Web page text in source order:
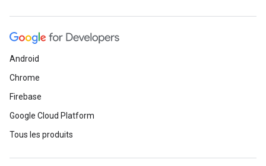
Android
Chrome
Firebase
Google Cloud Platform
Tous les produits